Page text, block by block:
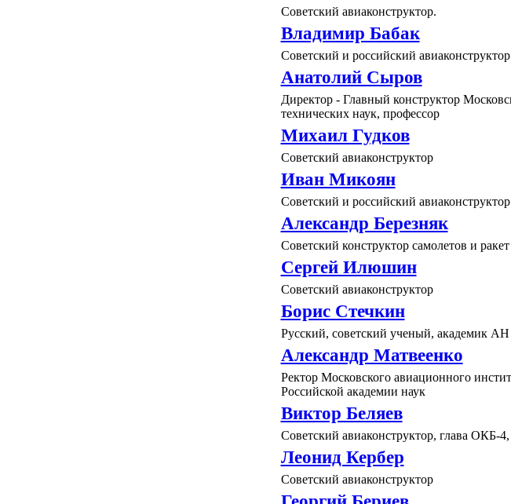
Советский авиаконструктор.
Владимир Бабак
Советский и российский авиаконструктор
Анатолий Сыров
Директор - Главный конструктор
технических наук, профессор
Михаил Гудков
Советский авиаконструктор
Иван Микоян
Советский и российский авиаконструктор
Александр Березняк
Советский конструктор самолетов и ракет
Сергей Илюшин
Советский авиаконструктор
Борис Стечкин
Русский, советский ученый, академик
Александр Матвеенко
Ректор Московского авиационного
Российской академии наук
Виктор Беляев
Советский авиаконструктор, глава ОКБ-
Леонид Кербер
Советский авиаконструктор